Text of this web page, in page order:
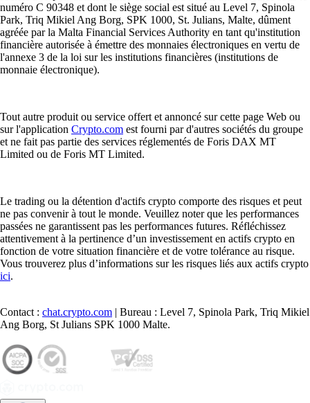
Oui, contrairement aux marchés boursiers traditionnels, le marché des
cryptomonnaies fonctionne 24 heures sur 24 et 7 jours sur 7. Utiliser
une application mobile comme celle de Crypto.com vous permet de
suivre l'évolution des prix en temps réel et d'exécuter des ordres dès
que vous décidez de trader Popcat.
Le prix de Popcat est dicté par la dynamique de l'offre et de la
demande sur le marché des cryptomonnaies. Les facteurs clés incluent
les mises à jour du réseau, le sentiment du marché, les tendances
surveiller ces fluctuations de prix en temps réel.
Quels sont les risques liés au trading de Popcat ?
Les marchés des cryptomonnaies sont intrinsèquement volatils, ce qui
protéger l'accès à votre compte, il est essentiel d'utiliser des plateformes
qui priorisent des mesures de sécurité robustes, telles que les protocoles
Comment trader Popcat sur l'application Crypto.com ?